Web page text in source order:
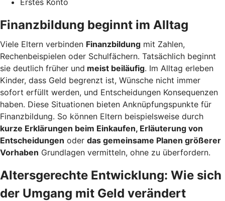
Finanzbildung beginnt im Alltag
Viele Eltern verbinden Finanzbildung mit Zahlen,
Rechenbeispielen oder Schulfächern. Tatsächlich beginnt
sie deutlich früher und meist beiläufig. Im Alltag erleben
Kinder, dass Geld begrenzt ist, Wünsche nicht immer
sofort erfüllt werden, und Entscheidungen Konsequenzen
haben. Diese Situationen bieten Anknüpfungspunkte für
Finanzbildung. So können Eltern beispielsweise durch
kurze Erklärungen beim Einkaufen, Erläuterung von
Entscheidungen oder das gemeinsame Planen größerer
Vorhaben Grundlagen vermitteln, ohne zu überfordern.
Altersgerechte Entwicklung: Wie sich
der Umgang mit Geld verändert